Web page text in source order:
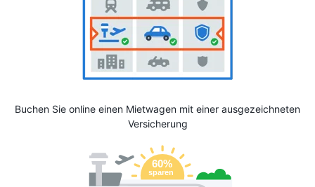
Buchen Sie online einen Mietwagen mit einer ausgezeichneten
Versicherung